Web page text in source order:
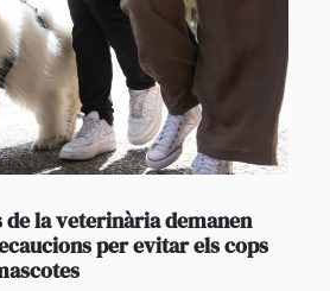
de la veterinària demanen
per evitar els cops